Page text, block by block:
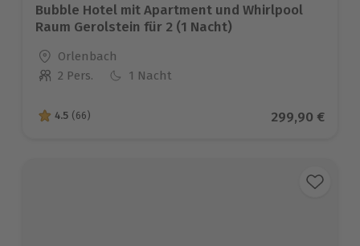
Bubble Hotel mit Apartment und Whirlpool
Raum Gerolstein für 2 (1 Nacht)
Standort
Orlenbach
Anzahl der Teilnehmer
2 Pers. 1 Nacht
4.5 von 5 Sternen basierend auf 66 Bewertungen
4.5 (66) Aktueller
299,90 €